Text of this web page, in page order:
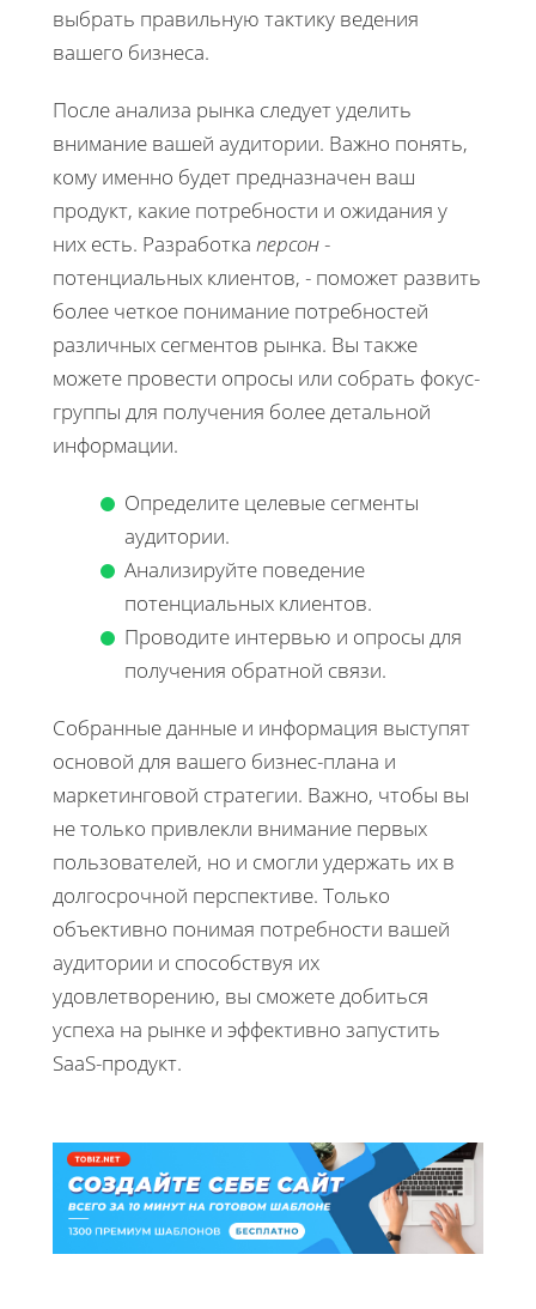
выбрать правильную тактику ведения
вашего бизнеса.
После анализа рынка следует уделить
внимание вашей аудитории. Важно понять,
кому именно будет предназначен ваш
продукт, какие потребности и ожидания у
них есть. Разработка персон-
потенциальных клиентов, - поможет развить
более четкое понимание потребностей
различных сегментов рынка. Вы также
можете провести опросы или собрать фокус-
группы для получения более детальной
информации.
Определите целевые сегменты
аудитории.
Анализируйте поведение
потенциальных клиентов.
Проводите интервью и опросы для
получения обратной связи.
Собранные данные и информация выступят
основой для вашего бизнес-плана и
маркетинговой стратегии. Важно, чтобы вы
не только привлекли внимание первых
пользователей, но и смогли удержать их в
долгосрочной перспективе. Только
объективно понимая потребности вашей
аудитории и способствуя их
удовлетворению, вы сможете добиться
успеха на рынке и эффективно запустить
SaaS-продукт.